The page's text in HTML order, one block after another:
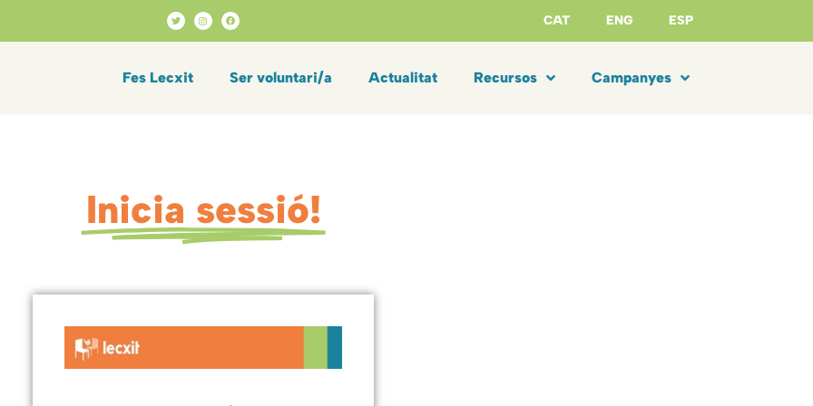
CAT ENG ESP
Fes Lecxit Ser voluntari/a Actualitat Recursos Campanyes
Inicia sessió!